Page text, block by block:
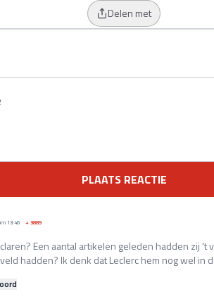
Delen met
PLAATS REACTIE
13:46 +3889
Een aantal artikelen geleden hadden zij
hadden? Ik denk dat Leclerc hem nog wel in